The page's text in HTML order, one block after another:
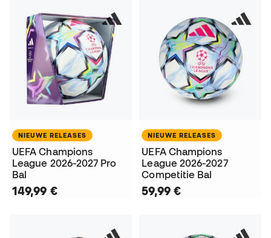
NIEUWE RELEASES
UEFA Champions
League 2026-2027 Pro
Bal
149,99 €
NIEUWE RELEASES
UEFA Champions
League 2026-2027
Competitie Bal
59,99 €